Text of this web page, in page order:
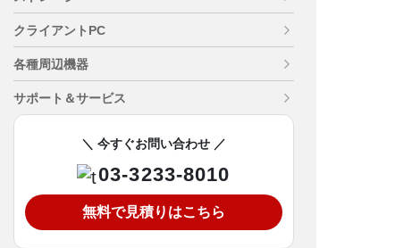
クライアントPC
各種周辺機器
サポート＆サービス
＼ 今すぐお問い合わせ ／
03-3233-8010
無料で見積りはこちら